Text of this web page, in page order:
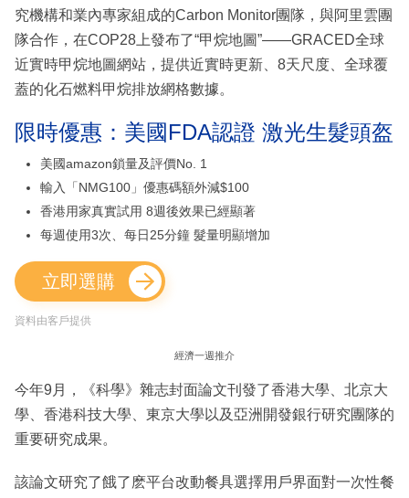
究機構和業內專家組成的Carbon Monitor團隊，與阿里雲團
隊合作，在COP28上發布了“甲烷地圖”——GRACED全球
近實時甲烷地圖網站，提供近實時更新、8天尺度、全球覆
蓋的化石燃料甲烷排放網格數據。
限時優惠：美國FDA認證 激光生髮頭盔
美國amazon鎖量及評價No. 1
輸入「NMG100」優惠碼額外減$100
香港用家真實試用 8週後效果已經顯著
每週使用3次、每日25分鐘 髮量明顯增加
立即選購
資料由客戶提供
經濟一週推介
今年9月，《科學》雜志封面論文刊發了香港大學、北京大
學、香港科技大學、東京大學以及亞洲開發銀行研究團隊的
重要研究成果。
該論文研究了餓了麽平台改動餐具選擇用戶界面對一次性餐